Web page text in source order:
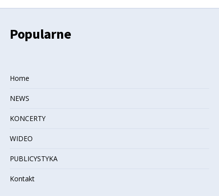
Popularne
Home
NEWS
KONCERTY
WIDEO
PUBLICYSTYKA
Kontakt